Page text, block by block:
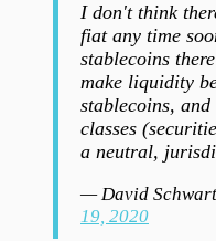
I don't think
fiat any time
stablecoins
make liquidity
stablecoins, and
classes
a neutral,
— David
19, 2020